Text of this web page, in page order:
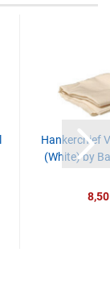
Hankerchief
(White) by
8,50